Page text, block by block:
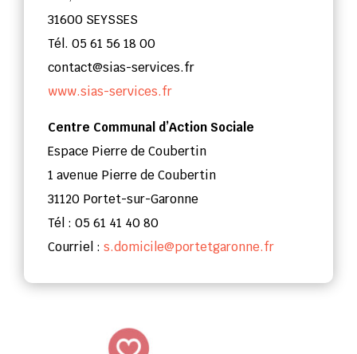
31600 SEYSSES
Tél. 05 61 56 18 00
contact@sias-services.fr
www.sias-services.fr
Centre Communal d’Action Sociale
Espace Pierre de Coubertin
1 avenue Pierre de Coubertin
31120 Portet-sur-Garonne
Tél : 05 61 41 40 80
Courriel : s.domicile@portetgaronne.fr